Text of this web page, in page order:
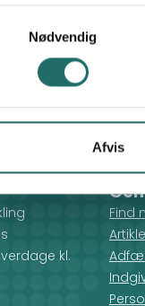
Nødvendig
Afvis
kl.
Find